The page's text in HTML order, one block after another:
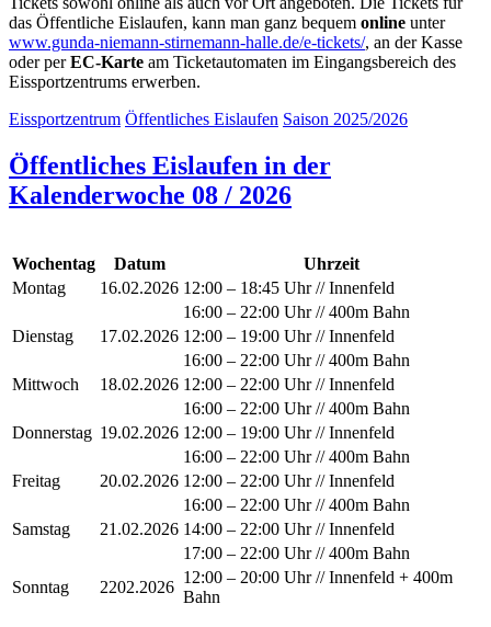
das Öffentliche Eislaufen, kann man ganz bequem online unter
www.gunda-niemann-stirnemann-halle.de/e-tickets/, an der Kasse
oder perEC-Karte am Ticketautomaten im Eingangsbereich des
Eissportzentrums erwerben.
Eissportzentrum Öffentliches Eislaufen Saison 2025/2026
Öffentliches Eislaufen in der
Kalenderwoche 08 / 2026
Wochentag Datum
Uhrzeit
Montag
16.02.2026 12:00 – 18:45 Uhr // Innenfeld
16:00 – 22:00 Uhr // 400m Bahn
Dienstag
17.02.2026 12:00 – 19:00 Uhr // Innenfeld
16:00 – 22:00 Uhr // 400m Bahn
Mittwoch
18.02.2026 12:00 – 22:00 Uhr // Innenfeld
16:00 – 22:00 Uhr // 400m Bahn
Donnerstag 19.02.2026 12:00 – 19:00 Uhr // Innenfeld
16:00 – 22:00 Uhr // 400m Bahn
Freitag
20.02.2026 12:00 – 22:00 Uhr // Innenfeld
16:00 – 22:00 Uhr // 400m Bahn
Samstag
21.02.2026 14:00 – 22:00 Uhr // Innenfeld
17:00 – 22:00 Uhr // 400m Bahn
Sonntag
2202.2026
12:00 – 20:00 Uhr // Innenfeld + 400m
Bahn